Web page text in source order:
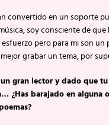
convertido en un soporte
soy consciente de que
pero para mi son un
grabar un tema, por
un gran lector y dado que
¿Has barajado en alguna